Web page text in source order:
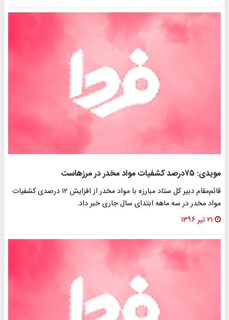
مویدی: ۷۵درصد کشفیات مواد مخدر در مرزهاست
قائم‌مقام دبیر کل ستاد مبارزه با مواد مخدر از افزایش ۱۲ درصدی کشفیات
مواد مخدر در سه ماهه ابتدای سال جاری خبر داد.
۲۱ تیر ۱۳۹۶